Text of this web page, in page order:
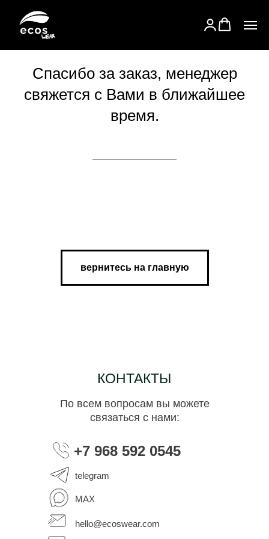
Спасибо за заказ, менеджер
свяжется с Вами в ближайшее
время.
вернитесь на главную
+7 968 592 0545
По всем вопросам вы можете
связаться с нами:
hello@ecoswear.com
telegram
MAX
КОНТАКТЫ